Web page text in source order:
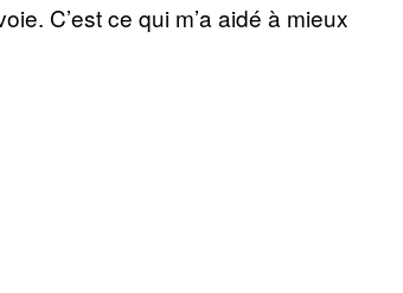
C’est ce qui m’a aidé à mieux